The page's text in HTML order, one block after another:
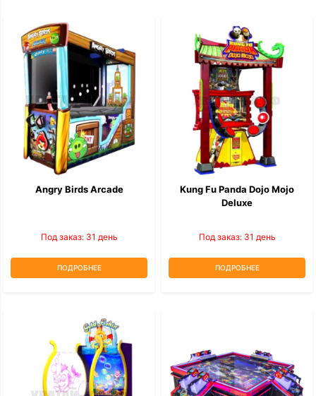
Angry Birds Arcade
Под заказ: 31 день
ПОДРОБНЕЕ
Kung Fu Panda Dojo Mojo
Deluxe
Под заказ: 31 день
ПОДРОБНЕЕ